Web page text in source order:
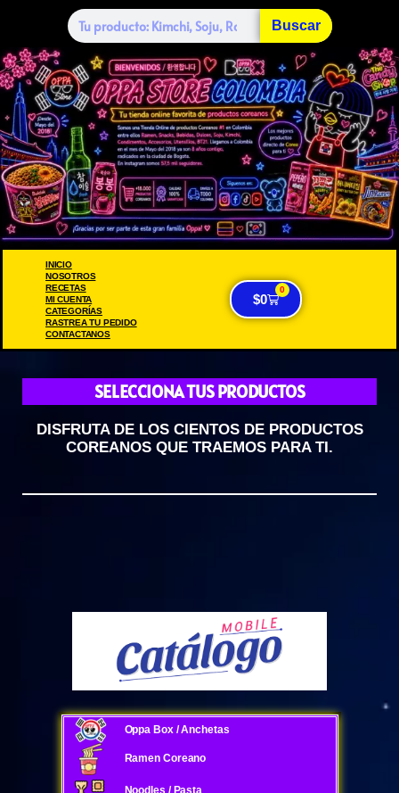
Buscar
INICIO
NOSOTROS
RECETAS
MI CUENTA
CATEGORÍAS
RASTREA TU PEDIDO
CONTACTANOS
$0
0
SELECCIONA TUS PRODUCTOS
DISFRUTA DE LOS CIENTOS DE PRODUCTOS
COREANOS QUE TRAEMOS PARA TI.
Oppa Box / Anchetas
Ramen Coreano